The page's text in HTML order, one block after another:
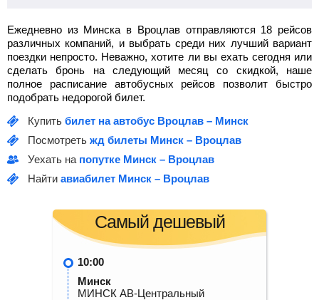
Ежедневно из Минска в Вроцлав отправляются 18 рейсов
различных компаний, и выбрать среди них лучший вариант
поездки непросто. Неважно, хотите ли вы ехать сегодня или
сделать бронь на следующий месяц со скидкой, наше
полное расписание автобусных рейсов позволит быстро
подобрать недорогой билет.
Купить билет на автобус Вроцлав – Минск
Посмотреть жд билеты Минск – Вроцлав
Уехать на попутке Минск – Вроцлав
Найти авиабилет Минск – Вроцлав
Самый дешевый
10:00
Минск
МИНСК АВ-Центральный